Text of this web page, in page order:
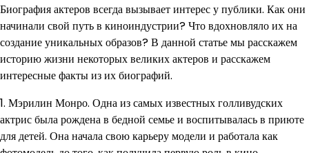
Биография актеров всегда вызывает интерес у публики. Как они
начинали свой путь в киноиндустрии? Что вдохновляло их на
создание уникальных образов? В данной статье мы расскажем
историю жизни некоторых великих актеров и расскажем
интересные факты из их биографий.
1. Мэрилин Монро. Одна из самых известных голливудских
актрис была рождена в бедной семье и воспитывалась в приюте
для детей. Она начала свою карьеру модели и работала как